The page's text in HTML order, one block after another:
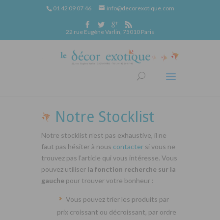
01 42 09 07 46 info@decorexotique.com
22 rue Eugène Varlin, 75010 Paris
Notre Stocklist
Notre stocklist n’est pas exhaustive, il ne
faut pas hésiter à nous contacter si vous ne
trouvez pas l’article qui vous intéresse. Vous
pouvez utiliser la fonction recherche sur la
gauche pour trouver votre bonheur :
Vous pouvez trier les produits par
prix croissant ou décroissant, par ordre